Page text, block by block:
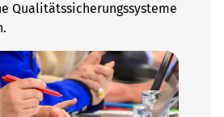
Qualitätssicherungssysteme